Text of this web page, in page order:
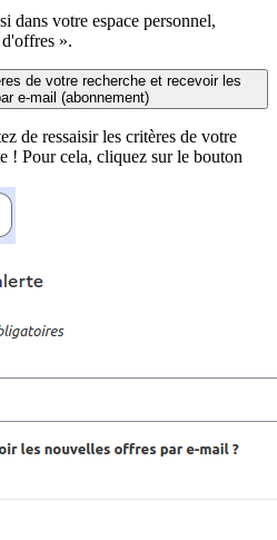
dans votre espace personnel,
».
de votre recherche et recevoir les
e-mail (abonnement)
de ressaisir les critères de votre
! Pour cela, cliquez sur le bouton